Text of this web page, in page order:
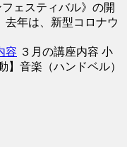
ェスティバル》の開
去年は、新型コロナウ
容 ３月の講座内容 小
】音楽（ハンドベル）